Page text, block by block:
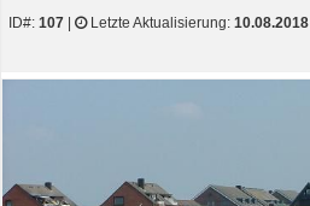
ID#: 107 Letzte Aktualisierung: 10.08.2018